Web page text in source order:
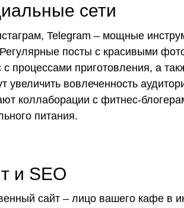
сайт – лицо вашего кафе в
и SEO
Telegram – мощные
посты с красивыми
с процессами приготовления, а
увеличить вовлеченность
коллаборации с фитнес-
питания.
сети